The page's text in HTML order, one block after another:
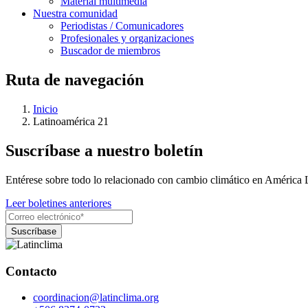
Nuestra comunidad
Periodistas / Comunicadores
Profesionales y organizaciones
Buscador de miembros
Ruta de navegación
Inicio
Latinoamérica 21
Suscríbase a nuestro boletín
Entérese sobre todo lo relacionado con cambio climático en América
Leer boletines anteriores
Contacto
coordinacion@latinclima.org